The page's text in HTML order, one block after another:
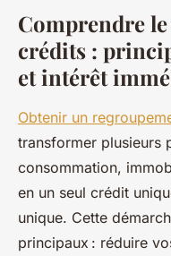
Comprendre
crédits :
et intérêt
Obtenir un
transformer plusieurs
consommation,
en un seul crédit
unique. Cette
principaux : réduire